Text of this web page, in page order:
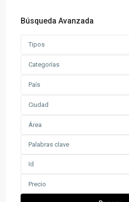
Búsqueda Avanzada
Tipos
Categorías
País
Ciudad
Área
Precio